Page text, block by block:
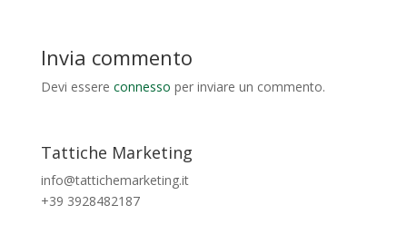
Invia commento
Devi essere connesso per inviare un commento.
Tattiche Marketing
info@tattichemarketing.it
+39 3928482187